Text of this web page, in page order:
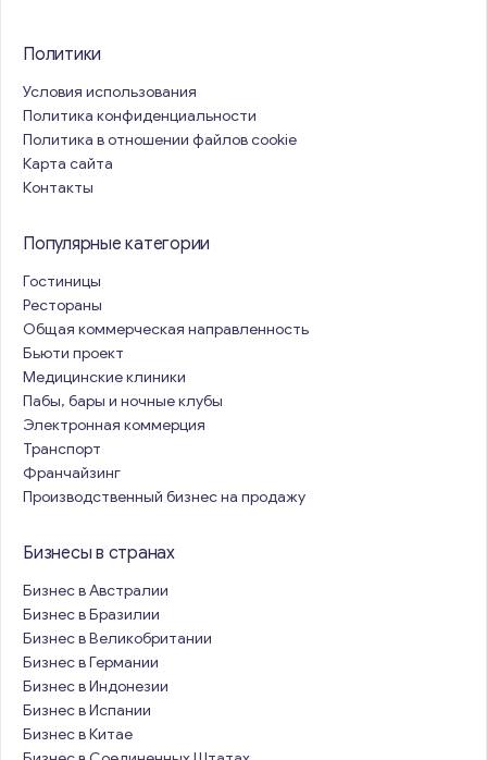
Политики
Условия использования
Политика конфиденциальности
Политика в отношении файлов cookie
Карта сайта
Контакты
Популярные категории
Гостиницы
Рестораны
Общая коммерческая направленность
Бьюти проект
Медицинские клиники
Пабы, бары и ночные клубы
Электронная коммерция
Транспорт
Франчайзинг
Производственный бизнес на продажу
Бизнесы в странах
Бизнес в Австралии
Бизнес в Бразилии
Бизнес в Великобритании
Бизнес в Германии
Бизнес в Индонезии
Бизнес в Испании
Бизнес в Китае